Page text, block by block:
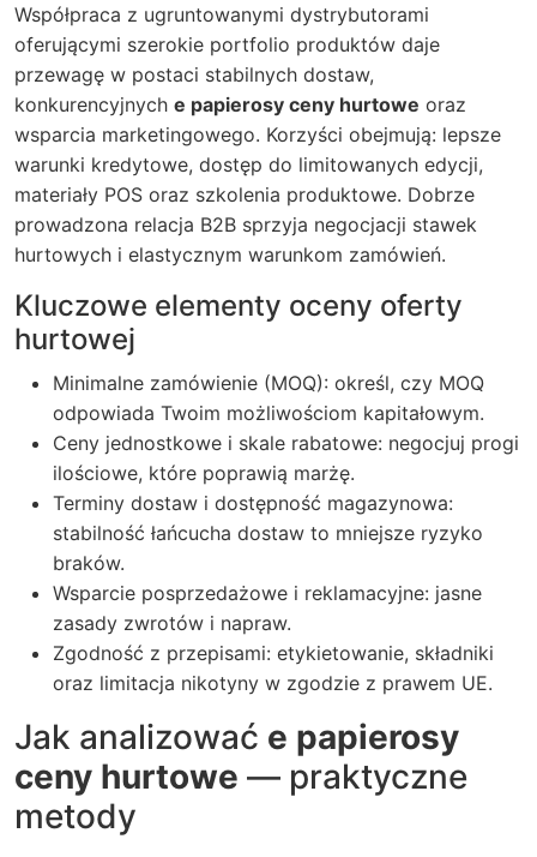
Współpraca z ugruntowanymi dystrybutorami
oferującymi szerokie portfolio produktów daje
przewagę w postaci stabilnych dostaw,
konkurencyjnych e papierosy ceny hurtowe oraz
wsparcia marketingowego. Korzyści obejmują: lepsze
warunki kredytowe, dostęp do limitowanych edycji,
materiały POS oraz szkolenia produktowe. Dobrze
prowadzona relacja B2B sprzyja negocjacji stawek
hurtowych i elastycznym warunkom zamówień.
Kluczowe elementy oceny oferty
hurtowej
Minimalne zamówienie (MOQ): określ, czy MOQ
odpowiada Twoim możliwościom kapitałowym.
Ceny jednostkowe i skale rabatowe: negocjuj progi
ilościowe, które poprawią marżę.
Terminy dostaw i dostępność magazynowa:
stabilność łańcucha dostaw to mniejsze ryzyko
braków.
Wsparcie posprzedażowe i reklamacyjne: jasne
zasady zwrotów i napraw.
Zgodność z przepisami: etykietowanie, składniki
oraz limitacja nikotyny w zgodzie z prawem UE.
Jak analizować e papierosy
ceny hurtowe — praktyczne
metody